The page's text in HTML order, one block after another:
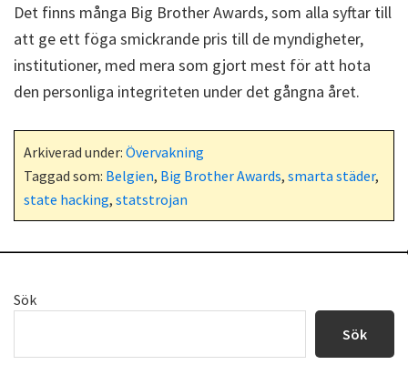
Det finns många Big Brother Awards, som alla syftar till
att ge ett föga smickrande pris till de myndigheter,
institutioner, med mera som gjort mest för att hota
den personliga integriteten under det gångna året.
Arkiverad under: Övervakning
Taggad som: Belgien, Big Brother Awards, smarta städer,
state hacking, statstrojan
Primärt
Sök
Sök